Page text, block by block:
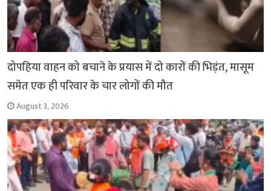
दोपहिया वाहन को बचाने के प्रयास में दो कारों की भिड़ंत, मासूम
समेत एक ही परिवार के चार लोगों की मौत
August 3, 2026